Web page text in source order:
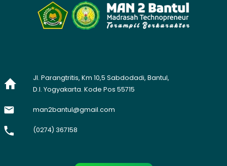
Jl. Parangtritis, Km 10,5 Sabdodadi, Bantul,
D.I. Yogyakarta. Kode Pos 55715
man2bantul@gmail.com
(0274) 367158